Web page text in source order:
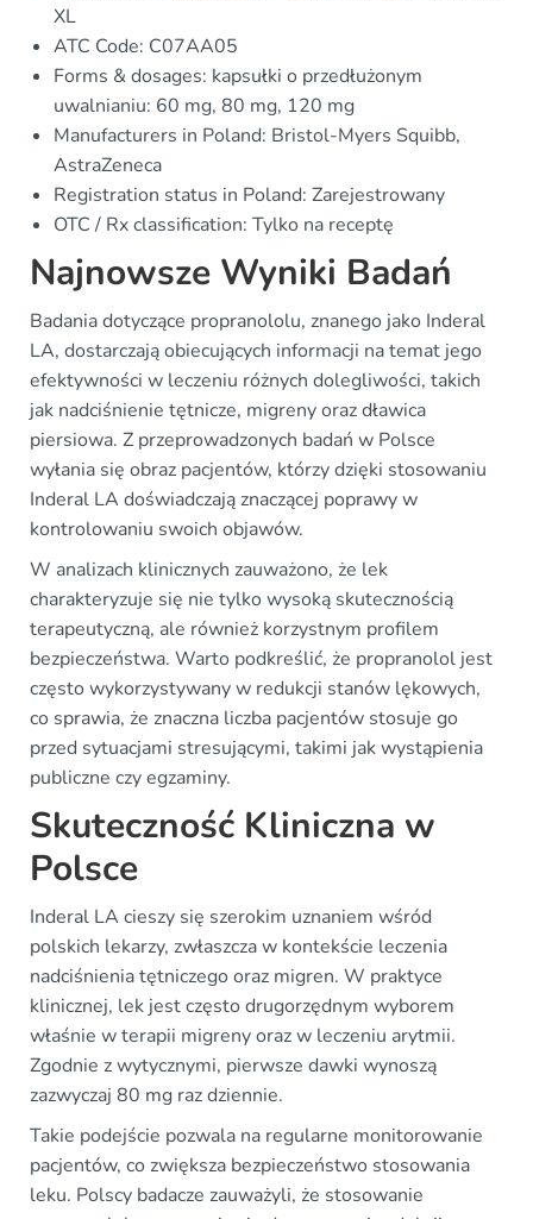
XL
ATC Code: C07AA05
Forms & dosages: kapsułki o przedłużonym
uwalnianiu: 60 mg, 80 mg, 120 mg
Manufacturers in Poland: Bristol-Myers Squibb,
AstraZeneca
Registration status in Poland: Zarejestrowany
OTC / Rx classification: Tylko na receptę
Najnowsze Wyniki Badań
Badania dotyczące propranololu, znanego jako Inderal
LA, dostarczają obiecujących informacji na temat jego
efektywności w leczeniu różnych dolegliwości, takich
jak nadciśnienie tętnicze, migreny oraz dławica
piersiowa. Z przeprowadzonych badań w Polsce
wyłania się obraz pacjentów, którzy dzięki stosowaniu
Inderal LA doświadczają znaczącej poprawy w
kontrolowaniu swoich objawów.
W analizach klinicznych zauważono, że lek
charakteryzuje się nie tylko wysoką skutecznością
terapeutyczną, ale również korzystnym profilem
bezpieczeństwa. Warto podkreślić, że propranolol jest
często wykorzystywany w redukcji stanów lękowych,
co sprawia, że znaczna liczba pacjentów stosuje go
przed sytuacjami stresującymi, takimi jak wystąpienia
publiczne czy egzaminy.
Skuteczność Kliniczna w
Polsce
Inderal LA cieszy się szerokim uznaniem wśród
polskich lekarzy, zwłaszcza w kontekście leczenia
nadciśnienia tętniczego oraz migren. W praktyce
klinicznej, lek jest często drugorzędnym wyborem
właśnie w terapii migreny oraz w leczeniu arytmii.
Zgodnie z wytycznymi, pierwsze dawki wynoszą
zazwyczaj 80 mg raz dziennie.
Takie podejście pozwala na regularne monitorowanie
pacjentów, co zwiększa bezpieczeństwo stosowania
leku. Polscy badacze zauważyli, że stosowanie